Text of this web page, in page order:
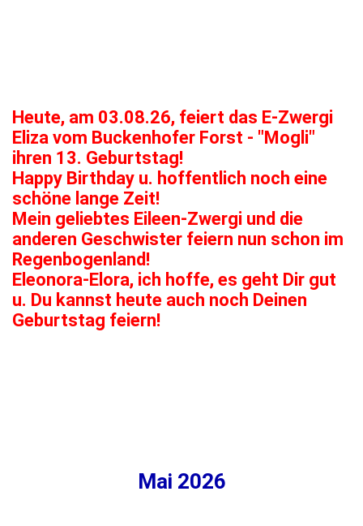
Heute, am 03.08.26, feiert das E-Zwergi
Eliza vom Buckenhofer Forst - "Mogli"
ihren 13. Geburtstag!
Happy Birthday u. hoffentlich noch eine
schöne lange Zeit!
Mein geliebtes Eileen-Zwergi und die
anderen Geschwister feiern nun schon im
Regenbogenland!
Eleonora-Elora, ich hoffe, es geht Dir gut
u. Du kannst heute auch noch Deinen
Geburtstag feiern!
Mai 2026